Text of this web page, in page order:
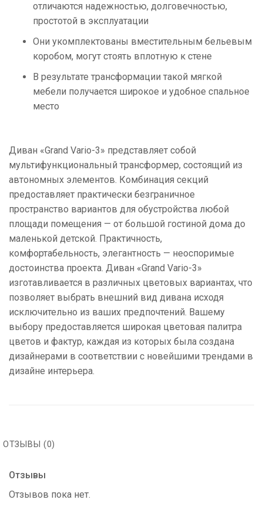
отличаются надежностью, долговечностью,
простотой в эксплуатации
Они укомплектованы вместительным бельевым
коробом, могут стоять вплотную к стене
В результате трансформации такой мягкой
мебели получается широкое и удобное спальное
место
Диван «Grand Vario-3» представляет собой
мультифункциональный трансформер, состоящий из
автономных элементов. Комбинация секций
предоставляет практически безграничное
пространство вариантов для обустройства любой
площади помещения — от большой гостиной дома до
маленькой детской. Практичность,
комфортабельность, элегантность — неоспоримые
достоинства проекта. Диван «Grand Vario-3»
изготавливается в различных цветовых вариантах, что
позволяет выбрать внешний вид дивана исходя
исключительно из ваших предпочтений. Вашему
выбору предоставляется широкая цветовая палитра
цветов и фактур, каждая из которых была создана
дизайнерами в соответствии с новейшими трендами в
дизайне интерьера.
ОТЗЫВЫ (0)
Отзывы
Отзывов пока нет.